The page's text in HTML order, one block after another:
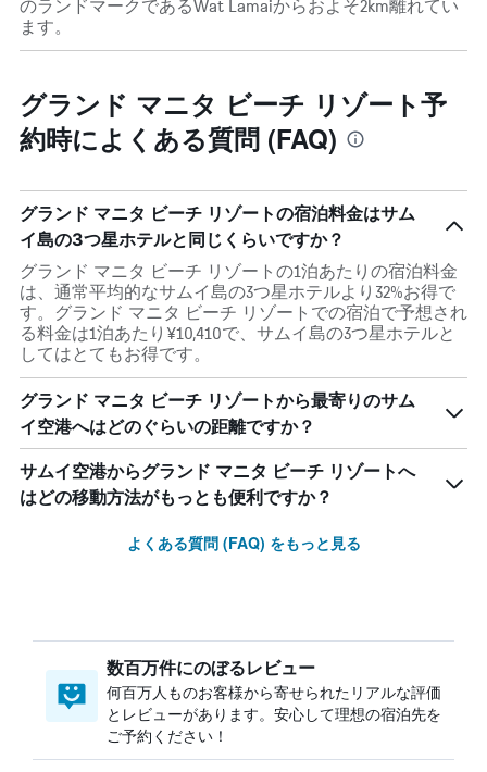
のランドマークであるWat Lamaiからおよそ2km離れてい
ます。
グランド マニタ ビーチ リゾート予
約時によくある質問 (FAQ)
グランド マニタ ビーチ リゾートの宿泊料金はサム
イ島の3つ星ホテルと同じくらいですか？
グランド マニタ ビーチ リゾートの1泊あたりの宿泊料金
は、通常平均的なサムイ島の3つ星ホテルより32%お得で
す。グランド マニタ ビーチ リゾートでの宿泊で予想され
る料金は1泊あたり¥10,410で、サムイ島の3つ星ホテルと
してはとてもお得です。
グランド マニタ ビーチ リゾートから最寄りのサム
イ空港へはどのぐらいの距離ですか？
サムイ空港からグランド マニタ ビーチ リゾートへ
はどの移動方法がもっとも便利ですか？
よくある質問 (FAQ) をもっと見る
数百万件にのぼるレビュー
何百万人ものお客様から寄せられたリアルな評価
とレビューがあります。安心して理想の宿泊先を
ご予約ください！